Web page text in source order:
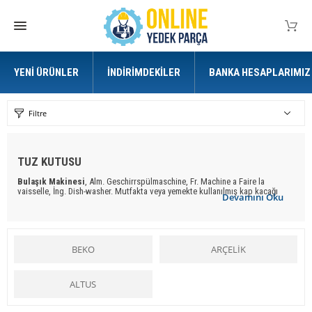
YENI ÜRÜNLER İNDIRIMDEKILER BANKA HESAPLARIMIZ
Filtre
Devamını Oku
TUZ KUTUSU
Bulaşık Makinesi , Alm. Geschirrspülmaschine, Fr. Machine a Faire la
vaisselle, İng. Dish-washer. Mutfakta veya yemekte kullanılmış kap kacağı
yıkamak için yapılmış bir makina. Lokanta ve yemekhaneler için yapılan
Makinanın dış yüzü ile içi arasındaki boşluk ses ve ısıya karşı izolasyonu
Bulaşık makinaları
BEKO ARÇELİK
ALTUS